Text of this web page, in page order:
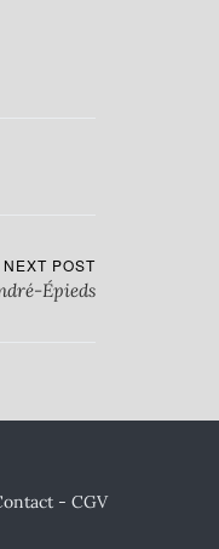
NEXT POST
Épieds
- CGV